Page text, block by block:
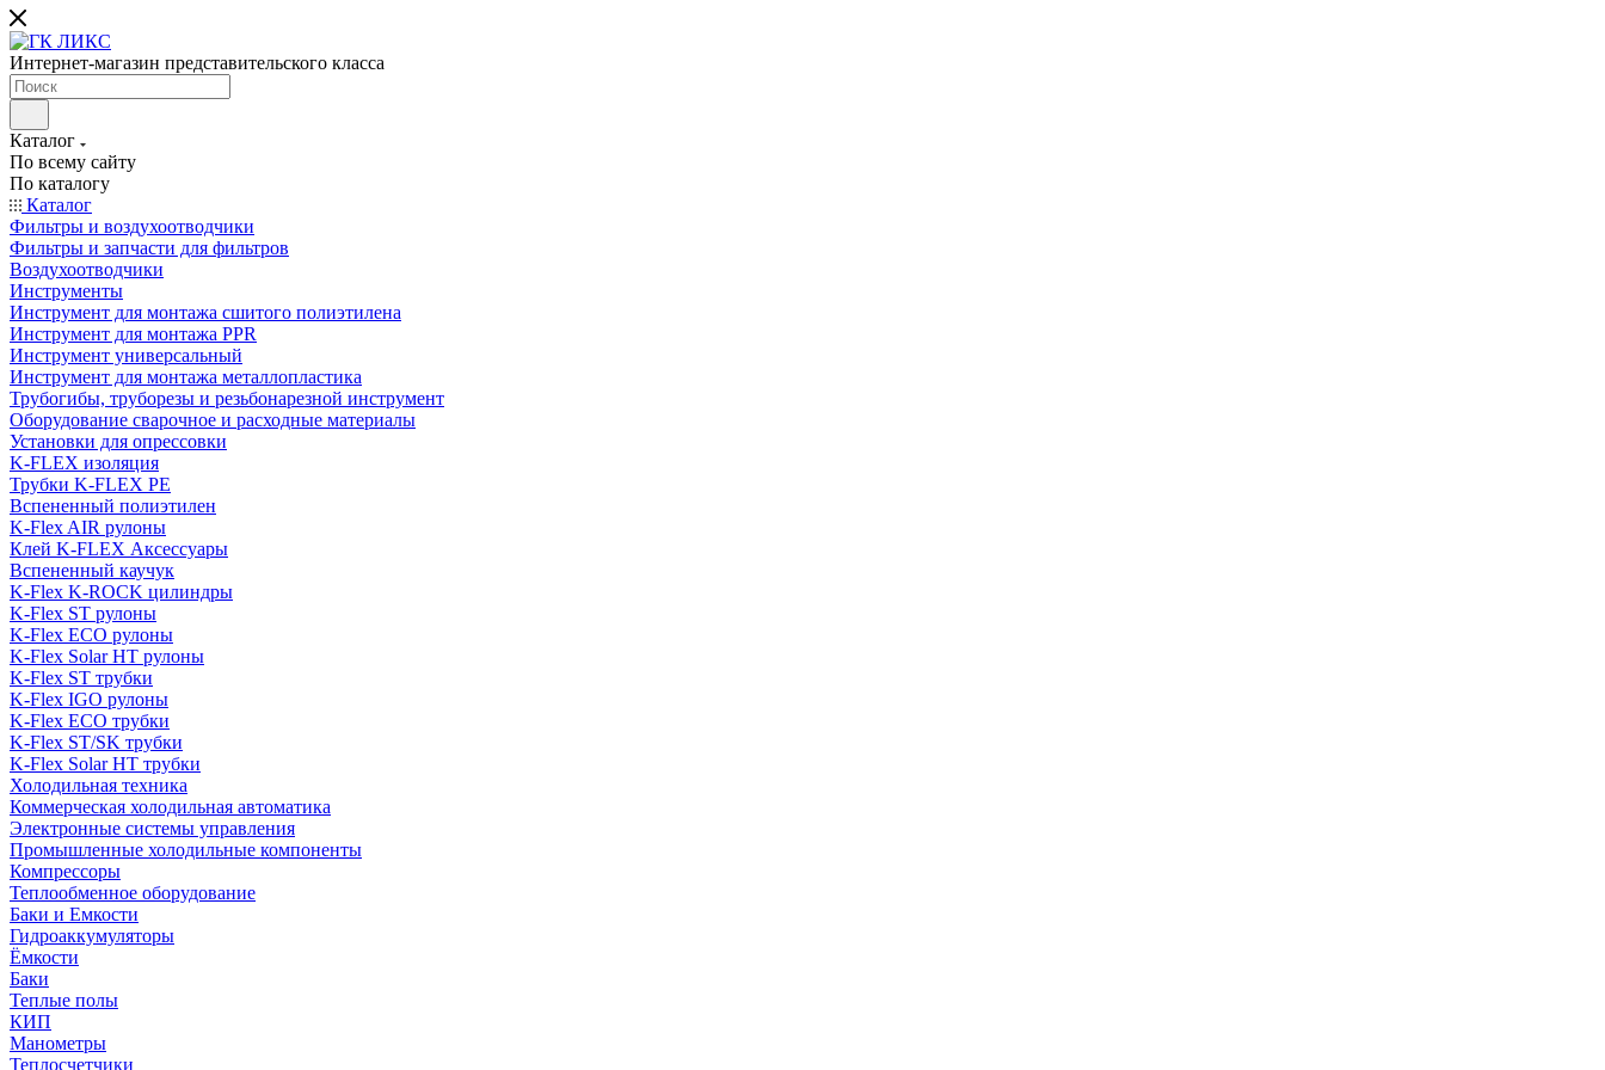
Интернет-магазин представительского класса
Каталог
По всему сайту
По каталогу
Каталог
Фильтры и воздухоотводчики
Фильтры и запчасти для фильтров
Воздухоотводчики
Инструменты
Инструмент для монтажа сшитого полиэтилена
Инструмент для монтажа PPR
Инструмент универсальный
Инструмент для монтажа металлопластика
Трубогибы, труборезы и резьбонарезной инструмент
Оборудование сварочное и расходные материалы
Установки для опрессовки
K-FLEX изоляция
Трубки K-FLEX PE
Вспененный полиэтилен
K-Flex AIR рулоны
Клей K-FLEX Аксессуары
Вспененный каучук
K-Flex K-ROCK цилиндры
K-Flex ST рулоны
K-Flex ECO рулоны
K-Flex Solar HT рулоны
K-Flex ST трубки
K-Flex IGO рулоны
K-Flex ECO трубки
K-Flex ST/SK трубки
K-Flex Solar HT трубки
Холодильная техника
Коммерческая холодильная автоматика
Электронные системы управления
Промышленные холодильные компоненты
Компрессоры
Теплообменное оборудование
Баки и Емкости
Гидроаккумуляторы
Ёмкости
Баки
Теплые полы
КИП
Манометры
Теплосчетчики